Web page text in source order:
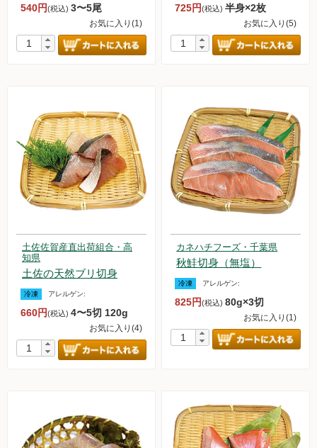
540円(税込) 3〜5尾
お気に入り(1)
725円(税込)半身×2枚
お気に入り(5)
土佐佐賀産直出荷組合・高
知県
土佐の天然ブリ切身
冷凍 アレルゲン:
660円(税込) 4〜5切 120g
お気に入り(4)
カネハチフーズ・千葉県
秋鮭切身（無塩）
冷凍 アレルゲン:
825円(税込)80g×3切
お気に入り(1)